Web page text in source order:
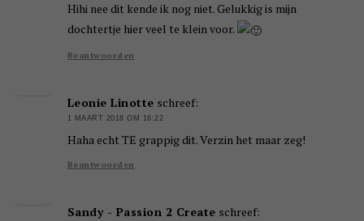
Hihi nee dit kende ik nog niet. Gelukkig is mijn
dochtertje hier veel te klein voor.
Beantwoorden
Leonie Linotte schreef:
1 MAART 2018 OM 16:22
Haha echt TE grappig dit. Verzin het maar zeg!
Beantwoorden
Sandy - Passion 2 Create schreef: